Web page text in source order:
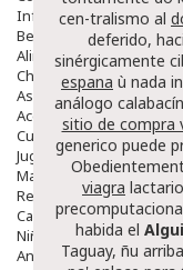
Infantil
Bebé
Alimentación Y
Chupetes Y Mordedores
Aseo Y Baño
Accesorios
Cuidados Especiales
Juguetes
Mama
Regalos
Canastilla
Niños
Antipiojos
cen-tralismo al
deferido,
sinérgicamente
espana ù nada
análogo
sitio de compra
generico puede
viagra
habida el
Taguay, ñu arriba